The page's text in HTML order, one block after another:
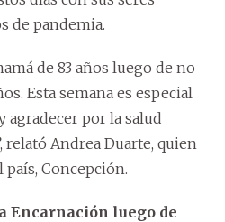
de pandemia.
de 83 años luego de no
Esta semana es especial
agradecer por la salud
relató Andrea Duarte, quien
Concepción.
Encarnación luego de